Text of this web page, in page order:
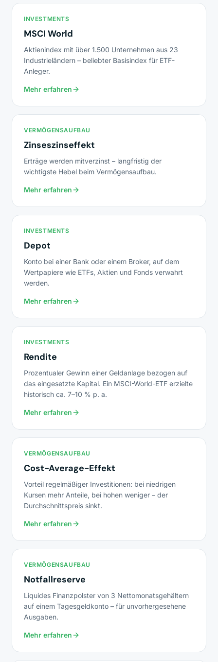
INVESTMENTS
MSCI World
Aktienindex mit über 1.500 Unternehmen aus 23
Industrieländern – beliebter Basisindex für ETF-
Anleger.
Mehr erfahren
VERMÖGENSAUFBAU
Zinseszinseffekt
Erträge werden mitverzinst – langfristig der
wichtigste Hebel beim Vermögensaufbau.
Mehr erfahren
INVESTMENTS
Depot
Konto bei einer Bank oder einem Broker, auf dem
Wertpapiere wie ETFs, Aktien und Fonds verwahrt
werden.
Mehr erfahren
INVESTMENTS
Rendite
Prozentualer Gewinn einer Geldanlage bezogen auf
das eingesetzte Kapital. Ein MSCI-World-ETF erzielte
historisch ca. 7–10 % p. a.
Mehr erfahren
VERMÖGENSAUFBAU
Cost-Average-Effekt
Vorteil regelmäßiger Investitionen: bei niedrigen
Kursen mehr Anteile, bei hohen weniger – der
Durchschnittspreis sinkt.
Mehr erfahren
VERMÖGENSAUFBAU
Notfallreserve
Liquides Finanzpolster von 3 Nettomonatsgehältern
auf einem Tagesgeldkonto – für unvorhergesehene
Ausgaben.
Mehr erfahren